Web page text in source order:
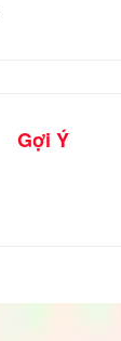
Gợi Ý